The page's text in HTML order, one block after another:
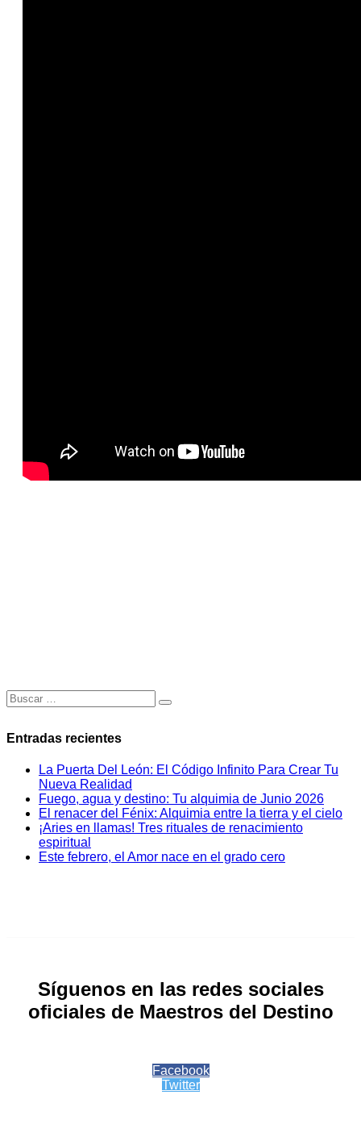
Entradas recientes
La Puerta Del León: El Código Infinito Para Crear Tu
Nueva Realidad
Fuego, agua y destino: Tu alquimia de Junio 2026
El renacer del Fénix: Alquimia entre la tierra y el cielo
¡Aries en llamas! Tres rituales de renacimiento
espiritual
Este febrero, el Amor nace en el grado cero
Síguenos en las redes sociales
oficiales de Maestros del Destino
Facebook
Twitter